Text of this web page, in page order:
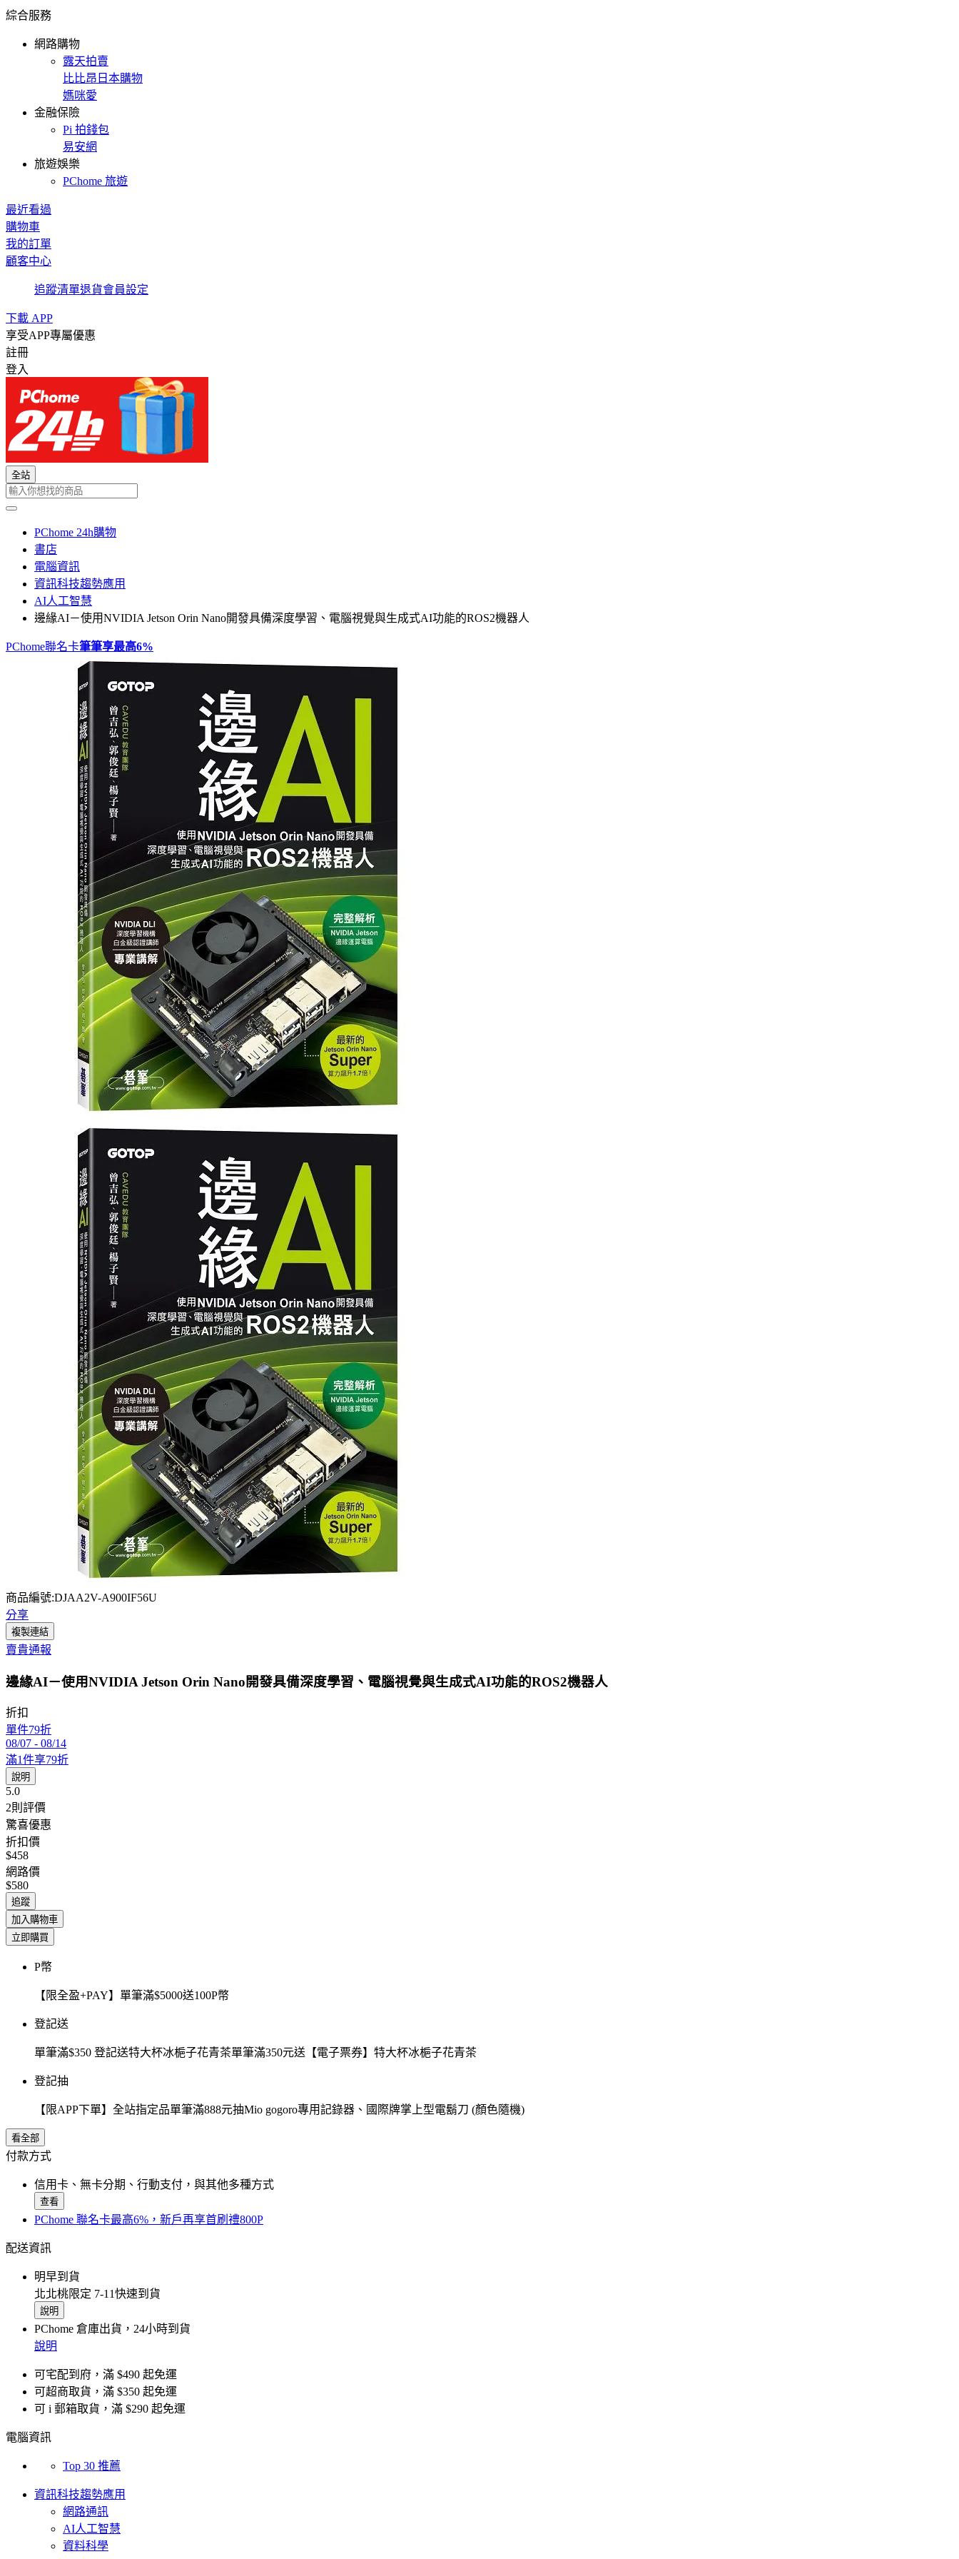
綜合服務
網路購物
露天拍賣
比比昂日本購物
媽咪愛
金融保險
Pi 拍錢包
易安網
旅遊娛樂
PChome 旅遊
最近看過
購物車
我的訂單
顧客中心
追蹤清單退貨會員設定
下載 APP
享受APP專屬優惠
註冊
登入
全站
PChome 24h購物
書店
電腦資訊
資訊科技趨勢應用
AI人工智慧
邊緣AI－使用NVIDIA Jetson Orin Nano開發具備深度學習、電腦視覺與生成式AI功能的ROS2機器人
PChome聯名卡筆筆享最高6%
商品編號:DJAA2V-A900IF56U
分享
複製連結
賣貴通報
邊緣AI－使用NVIDIA Jetson Orin Nano開發具備深度學習、電腦視覺與生成式AI功能的ROS2機器人
折扣
單件79折
08/07 - 08/14
滿1件享79折
說明
5.0
2則評價
驚喜優惠
折扣價
$458
網路價
$580
追蹤
加入購物車
立即購買
P幣
【限全盈+PAY】單筆滿$5000送100P幣
登記送
單筆滿$350 登記送特大杯冰梔子花青茶單筆滿350元送【電子票券】特大杯冰梔子花青茶
登記抽
【限APP下單】全站指定品單筆滿888元抽Mio gogoro專用記錄器、國際牌掌上型電鬍刀 (顏色隨機)
看全部
付款方式
信用卡、無卡分期、行動支付，與其他多種方式
查看
PChome 聯名卡最高6%，新戶再享首刷禮800P
配送資訊
明早到貨
北北桃限定 7-11快速到貨
說明
PChome 倉庫出貨，24小時到貨
說明
可宅配到府，滿 $490 起免運
可超商取貨，滿 $350 起免運
可 i 郵箱取貨，滿 $290 起免運
電腦資訊
Top 30 推薦
資訊科技趨勢應用
網路通訊
AI人工智慧
資料科學